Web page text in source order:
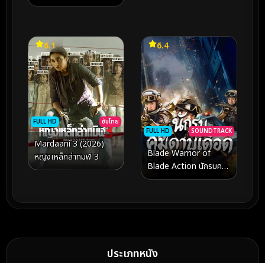
FULL HD ซับไทย
6.1
Mardaani 3 (2026)
หญิงเหล็กล่าทมิฬ 3
FULL HD SOUNDTRACK
6.4
Blade Warrior of
Blade Action นักรบคม
ดาบเดือด (2026)
ประเภทหนัง